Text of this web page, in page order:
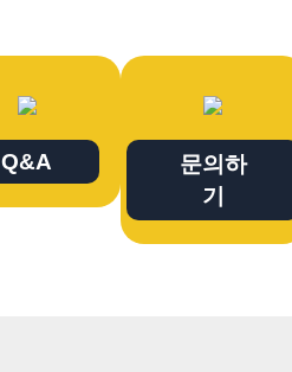
Q&A
문의하
기